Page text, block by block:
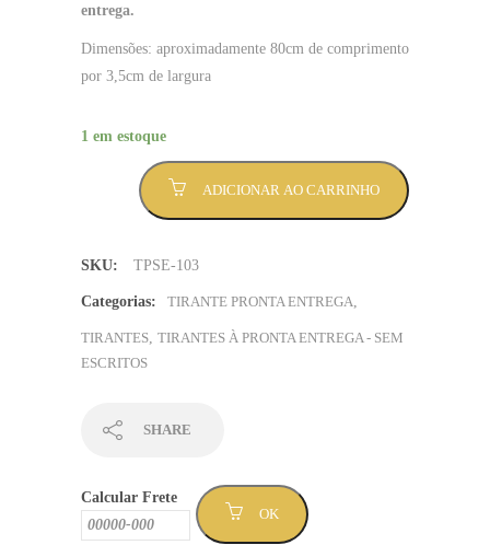
entrega.
Dimensões: aproximadamente 80cm de comprimento
por 3,5cm de largura
1 em estoque
Sem
Mínimo
103)
quantidade
ADICIONAR AO CARRINHO
SKU: TPSE-103
Categorias: TIRANTE PRONTA ENTREGA
TIRANTES TIRANTES À PRONTA ENTREGA - SEM
ESCRITOS
SHARE
Calcular Frete
OK